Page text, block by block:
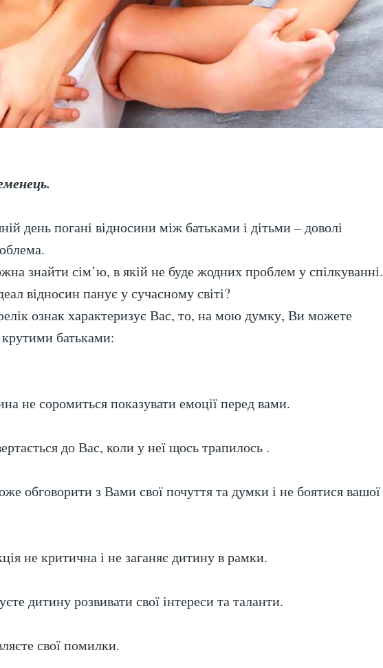
день погані відносини між батьками і дітьми – доволі
знайти сім’ю, в якій не буде жодних проблем у спілкуванні.
відносин панує у сучасному світі?
ознак характеризує Вас, то, на мою думку, Ви можете
батьками:
не соромиться показувати емоції перед вами.
до Вас, коли у неї щось трапилось .
обговорити з Вами свої почуття та думки і не боятися вашої
не критична і не заганяє дитину в рамки.
дитину розвивати свої інтереси та таланти.
свої помилки.